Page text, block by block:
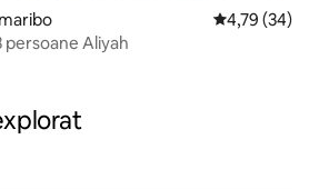
Scor mediu
4,79 (34)
Aliyah